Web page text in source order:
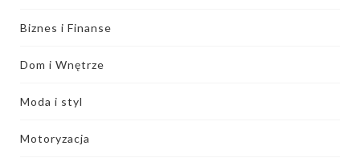
Biznes i Finanse
Dom i Wnętrze
Moda i styl
Motoryzacja